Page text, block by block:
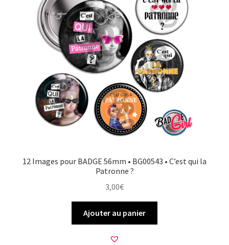
12 Images pour BADGE 56mm • BG00543 • C’est qui la
Patronne ?
3,00€
Ajouter au panier